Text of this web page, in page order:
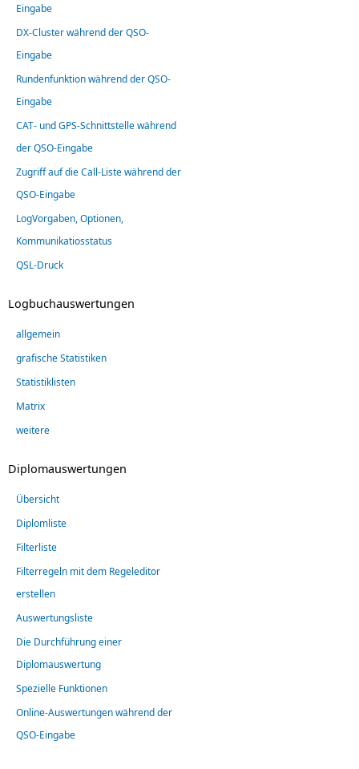
Eingabe
DX-Cluster während der QSO-
Eingabe
Rundenfunktion während der QSO-
Eingabe
CAT- und GPS-Schnittstelle während
der QSO-Eingabe
Zugriff auf die Call-Liste während der
QSO-Eingabe
LogVorgaben, Optionen,
Kommunikatiosstatus
QSL-Druck
Logbuchauswertungen
allgemein
grafische Statistiken
Statistiklisten
Matrix
weitere
Diplomauswertungen
Übersicht
Diplomliste
Filterliste
Filterregeln mit dem Regeleditor
erstellen
Auswertungsliste
Die Durchführung einer
Diplomauswertung
Spezielle Funktionen
Online-Auswertungen während der
QSO-Eingabe